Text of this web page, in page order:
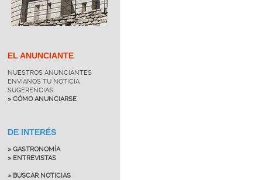
EL ANUNCIANTE
NUESTROS ANUNCIANTES
ENVÍANOS TU NOTICIA
SUGERENCIAS
» CÓMO ANUNCIARSE
DE INTERÉS
» GASTRONOMÍA
» ENTREVISTAS
» BUSCAR NOTICIAS